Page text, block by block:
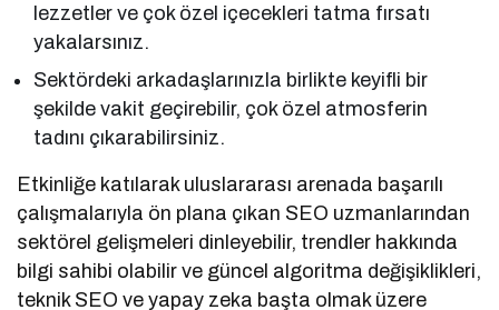
lezzetler ve çok özel içecekleri tatma fırsatı
yakalarsınız.
Sektördeki arkadaşlarınızla birlikte keyifli bir
şekilde vakit geçirebilir, çok özel atmosferin
tadını çıkarabilirsiniz.
Etkinliğe katılarak uluslararası arenada başarılı
çalışmalarıyla ön plana çıkan SEO uzmanlarından
sektörel gelişmeleri dinleyebilir, trendler hakkında
bilgi sahibi olabilir ve güncel algoritma değişiklikleri,
teknik SEO ve yapay zeka başta olmak üzere